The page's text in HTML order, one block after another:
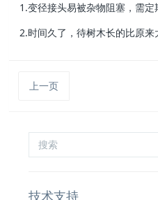
1.变径接头易被杂物阻塞，需定
2.时间久了，待树木长的比原来
上一页
技术支持